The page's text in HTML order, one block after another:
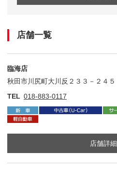
店舗一覧
臨海店
秋田市川尻町大川反２３３－２４５
TEL 018-883-0117
店舗詳細